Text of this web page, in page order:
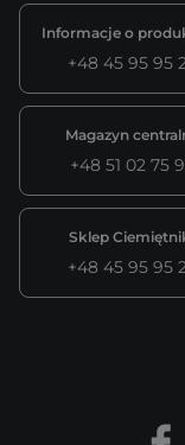
Informacje o
+48 45 95 95
Magazyn
+48 51 02 75
Sklep
+48 45 95 95